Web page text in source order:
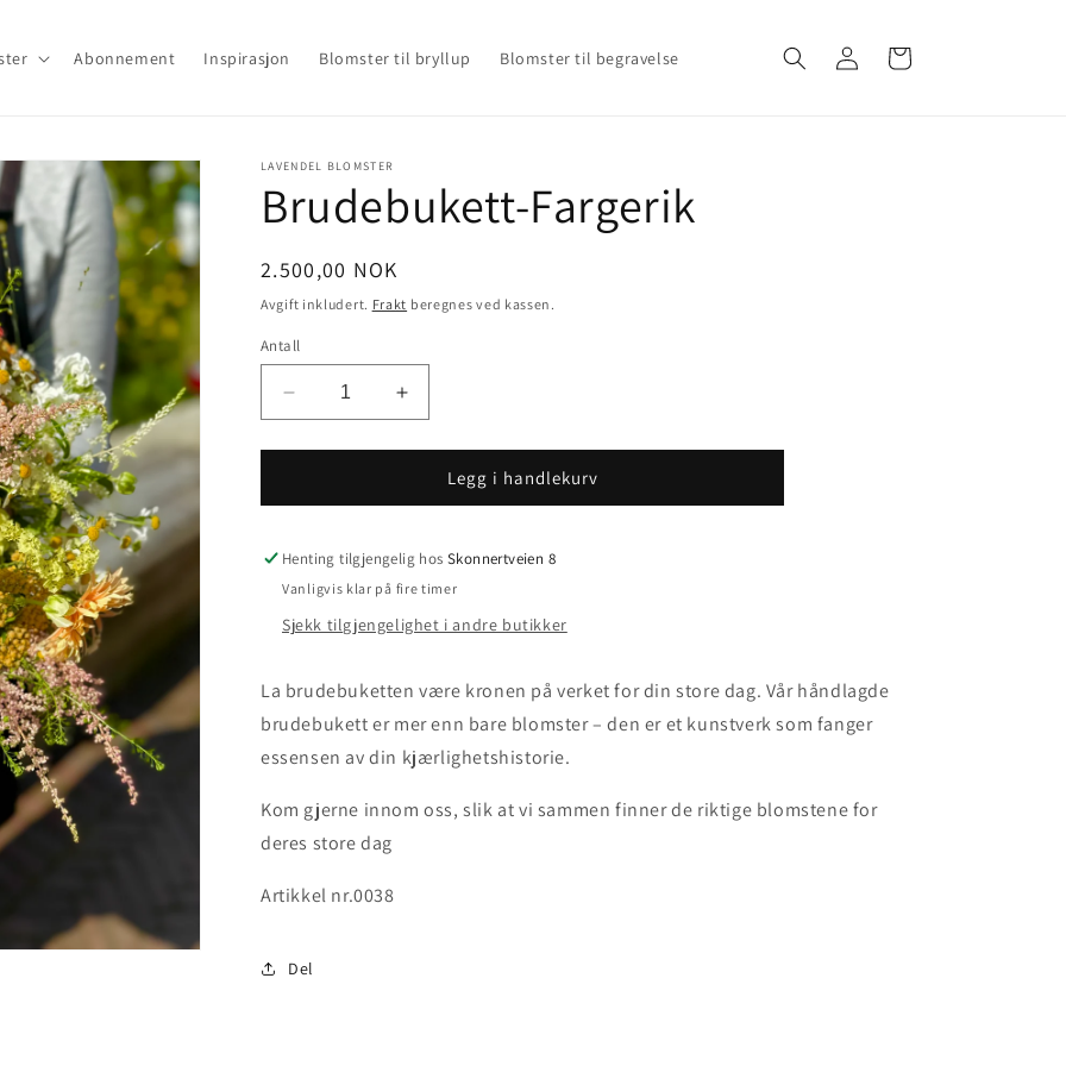
Abonnement Inspirasjon Blomster til bryllup Blomster til begravelse
inn
Handlekurv
LAVENDEL BLOMSTER
Brudebukett-Fargerik
Vanlig
pris
2.500,00 NOK
Avgift inkludert. Frakt beregnes ved kassen.
Antall
antallet
for
Fargerik
Øk
antallet
for
Brudebukett-
Fargerik
Legg i handlekurv
Henting tilgjengelig hos Skonnertveien 8
Vanligvis klar på fire timer
Sjekk tilgjengelighet i andre butikker
La brudebuketten være kronen på verket for din store dag. Vår håndlagde
brudebukett er mer enn bare blomster – den er et kunstverk som fanger
essensen av din kjærlighetshistorie.
Kom gjerne innom oss, slik at vi sammen finner de riktige blomstene for
deres store dag
Artikkel nr.0038
Del